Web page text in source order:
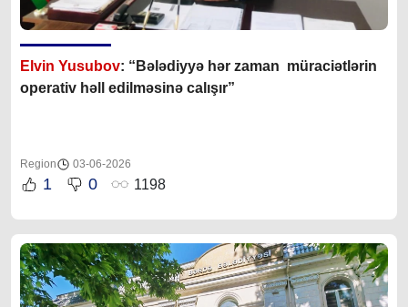
Elvin Yusubov: “Bələdiyyə hər zaman müraciətlərin
operativ həll edilməsinə calışır”
Region 03-06-2026
1 0 1198